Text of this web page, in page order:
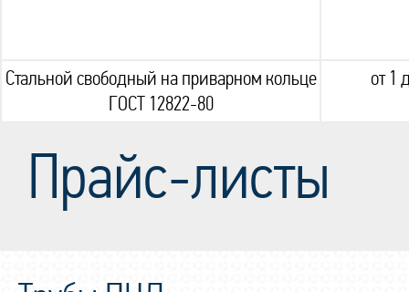
Стальной свободный на приварном кольце
ГОСТ 12822-80
от 1
Прайс-листы